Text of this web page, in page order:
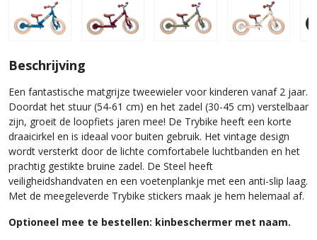
Beschrijving
Een fantastische matgrijze tweewieler voor kinderen vanaf 2 jaar.
Doordat het stuur (54-61 cm) en het zadel (30-45 cm) verstelbaar
zijn, groeit de loopfiets jaren mee! De Trybike heeft een korte
draaicirkel en is ideaal voor buiten gebruik. Het vintage design
wordt versterkt door de lichte comfortabele luchtbanden en het
prachtig gestikte bruine zadel. De Steel heeft
veiligheidshandvaten en een voetenplankje met een anti-slip laag.
Met de meegeleverde Trybike stickers maak je hem helemaal af.
Optioneel mee te bestellen: kinbeschermer met naam.